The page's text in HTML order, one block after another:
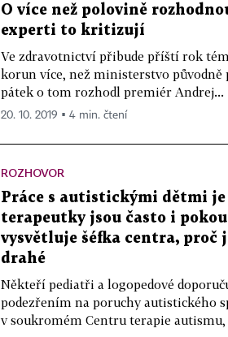
O více než polovině
experti to kritizují
Ve zdravotnictví přibude příští rok
korun více, než ministerstvo původně
pátek o tom rozhodl premiér Andrej...
20. 10. 2019 ▪ 4 min. čtení
ROZHOVOR
Práce s autistickými dětmi je
terapeutky jsou často i
vysvětluje šéfka centra, proč
drahé
Někteří pediatři a logopedové
podezřením na poruchy autistického
v soukromém Centru terapie autismu,